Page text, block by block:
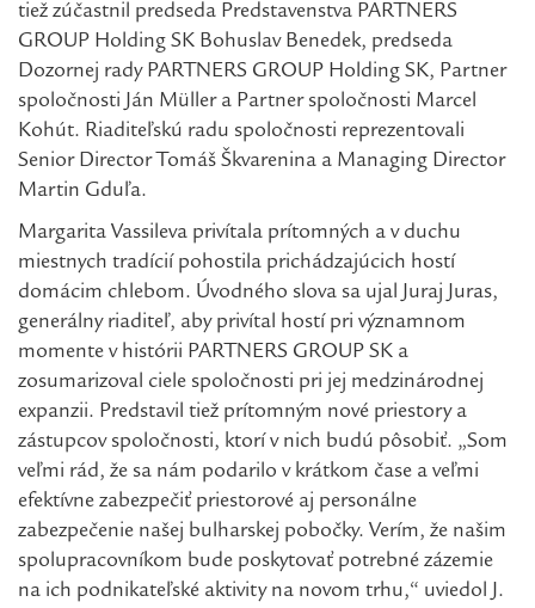
tiež zúčastnil predseda Predstavenstva PARTNERS
GROUP Holding SK Bohuslav Benedek, predseda
Dozornej rady PARTNERS GROUP Holding SK, Partner
spoločnosti Ján Müller a Partner spoločnosti Marcel
Kohút. Riaditeľskú radu spoločnosti reprezentovali
Senior Director Tomáš Škvarenina a Managing Director
Martin Gduľa.
Margarita Vassileva privítala prítomných a v duchu
miestnych tradícií pohostila prichádzajúcich hostí
domácim chlebom. Úvodného slova sa ujal Juraj Juras,
generálny riaditeľ, aby privítal hostí pri významnom
momente v histórii PARTNERS GROUP SK a
zosumarizoval ciele spoločnosti pri jej medzinárodnej
expanzii. Predstavil tiež prítomným nové priestory a
zástupcov spoločnosti, ktorí v nich budú pôsobiť. „Som
veľmi rád, že sa nám podarilo v krátkom čase a veľmi
efektívne zabezpečiť priestorové aj personálne
zabezpečenie našej bulharskej pobočky. Verím, že našim
spolupracovníkom bude poskytovať potrebné zázemie
na ich podnikateľské aktivity na novom trhu,“ uviedol J.